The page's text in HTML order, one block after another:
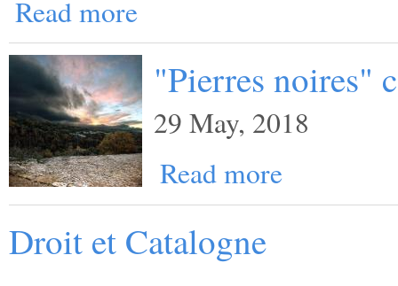
Read more
"Pierres noires"
29 May, 2018
Read more
Droit et Catalogne